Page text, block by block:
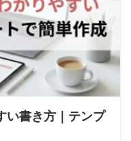
い書き方｜テンプ